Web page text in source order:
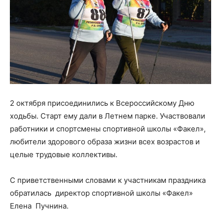
2 октября присоединились к Всероссийскому Дню
ходьбы. Старт ему дали в Летнем парке. Участвовали
работники и спортсмены спортивной школы «Факел»,
любители здорового образа жизни всех возрастов и
целые трудовые коллективы.
С приветственными словами к участникам праздника
обратилась директор спортивной школы «Факел»
Елена Пучнина.